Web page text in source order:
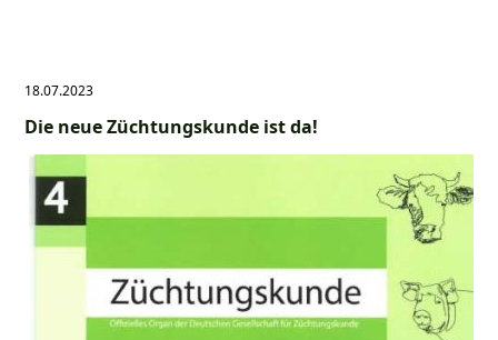
18.07.2023
Die neue Züchtungskunde ist da!